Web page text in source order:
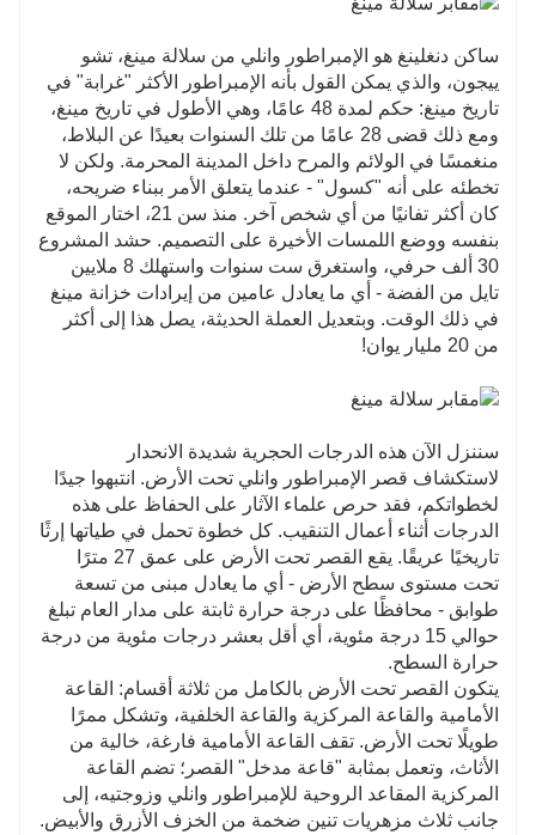
ساكن دنغلينغ هو الإمبراطور وانلي من سلالة مينغ، تشو
ييجون، والذي يمكن القول بأنه الإمبراطور الأكثر "غرابة" في
تاريخ مينغ: حكم لمدة 48 عامًا، وهي الأطول في تاريخ مينغ،
ومع ذلك قضى 28 عامًا من تلك السنوات بعيدًا عن البلاط،
منغمسًا في الولائم والمرح داخل المدينة المحرمة. ولكن لا
تخطئه على أنه "كسول" - عندما يتعلق الأمر ببناء ضريحه،
كان أكثر تفانيًا من أي شخص آخر. منذ سن 21، اختار الموقع
بنفسه ووضع اللمسات الأخيرة على التصميم. حشد المشروع
30 ألف حرفي، واستغرق ست سنوات واستهلك 8 ملايين
تايل من الفضة - أي ما يعادل عامين من إيرادات خزانة مينغ
في ذلك الوقت. وبتعديل العملة الحديثة، يصل هذا إلى أكثر
من 20 مليار يوان!
سننزل الآن هذه الدرجات الحجرية شديدة الانحدار
لاستكشاف قصر الإمبراطور وانلي تحت الأرض. انتبهوا جيدًا
لخطواتكم، فقد حرص علماء الآثار على الحفاظ على هذه
الدرجات أثناء أعمال التنقيب. كل خطوة تحمل في طياتها إرثًا
تاريخيًا عريقًا. يقع القصر تحت الأرض على عمق 27 مترًا
تحت مستوى سطح الأرض - أي ما يعادل مبنى من تسعة
طوابق - محافظًا على درجة حرارة ثابتة على مدار العام تبلغ
حوالي 15 درجة مئوية، أي أقل بعشر درجات مئوية من درجة
حرارة السطح.
يتكون القصر تحت الأرض بالكامل من ثلاثة أقسام: القاعة
الأمامية والقاعة المركزية والقاعة الخلفية، وتشكل ممرًا
طويلًا تحت الأرض. تقف القاعة الأمامية فارغة، خالية من
الأثاث، وتعمل بمثابة "قاعة مدخل" القصر؛ تضم القاعة
المركزية المقاعد الروحية للإمبراطور وانلي وزوجتيه، إلى
جانب ثلاث مزهريات تنين ضخمة من الخزف الأزرق والأبيض.